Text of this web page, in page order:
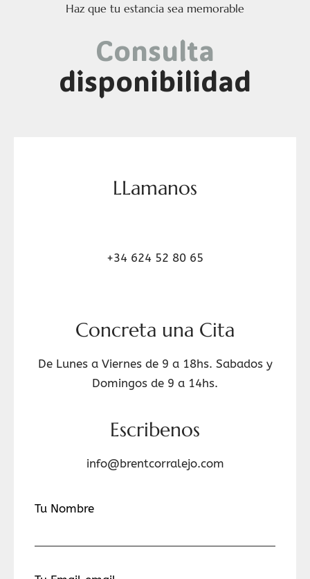
Haz que tu estancia sea memorable
Consulta
disponibilidad
LLamanos
+34 624 52 80 65
Concreta una Cita
De Lunes a Viernes de 9 a 18hs. Sabados y
Domingos de 9 a 14hs.
Escribenos
info@brentcorralejo.com
Tu Nombre